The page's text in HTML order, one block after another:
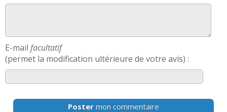
E-mail facultatif
(permet la modification ultérieure de votre avis) :
Poster mon commentaire